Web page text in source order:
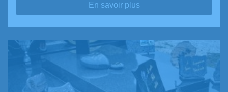
En savoir plus